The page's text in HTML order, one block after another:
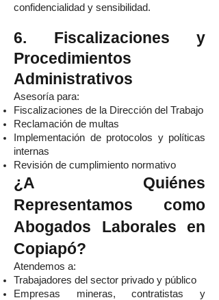
confidencialidad y sensibilidad.
6. Fiscalizaciones y
Procedimientos
Administrativos
Asesoría para:
Fiscalizaciones de la Dirección del Trabajo
Reclamación de multas
Implementación de protocolos y políticas
internas
Revisión de cumplimiento normativo
¿A Quiénes
Representamos como
Abogados Laborales en
Copiapó?
Atendemos a:
Trabajadores del sector privado y público
Empresas mineras, contratistas y